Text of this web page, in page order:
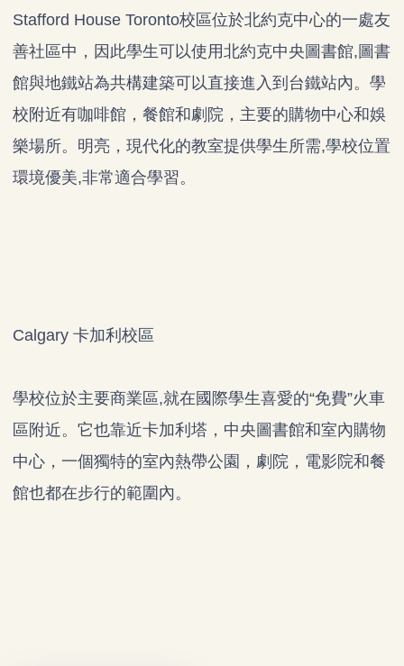
Stafford House Toronto校區位於北約克中心的一處友
善社區中，因此學生可以使用北約克中央圖書館,圖書
館與地鐵站為共構建築可以直接進入到台鐵站內。學
校附近有咖啡館，餐館和劇院，主要的購物中心和娛
樂場所。 明亮，現代化的教室提供學生所需,學校位置
環境優美,非常適合學習。
Calgary 卡加利校區
學校位於主要商業區,就在國際學生喜愛的“免費”火車
區附近。 它也靠近卡加利塔，中央圖書館和室內購物
中心，一個獨特的室內熱帶公園，劇院，電影院和餐
館也都在步行的範圍內。